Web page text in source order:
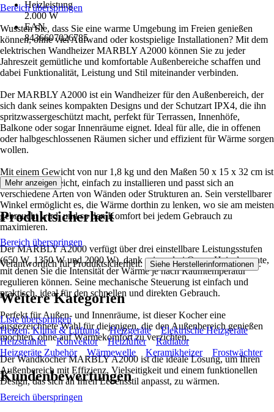
Heizleistung
2.000 W
EAN
8436607026785
Bereich überspringen
Wussten Sie, dass Sie eine warme Umgebung im Freien genießen
können, ohne viel Aufwand oder kostspielige Installationen? Mit dem
elektrischen Wandheizer MARBLY A2000 können Sie zu jeder
Jahreszeit gemütliche und komfortable Außenbereiche schaffen und
dabei Funktionalität, Leistung und Stil miteinander verbinden.
Der MARBLY A2000 ist ein Wandheizer für den Außenbereich, der
sich dank seines kompakten Designs und der Schutzart IPX4, die ihn
spritzwassergeschützt macht, perfekt für Terrassen, Innenhöfe,
Balkone oder sogar Innenräume eignet. Ideal für alle, die in offenen
oder halbgeschlossenen Räumen sicher und effizient für Wärme sorgen
wollen.
Mit einem Gewicht von nur 1,8 kg und den Maßen 50 x 15 x 32 cm ist
dieser Kocher leicht, einfach zu installieren und passt sich an
verschiedene Arten von Wänden oder Strukturen an. Sein verstellbarer
Winkel ermöglicht es, die Wärme dorthin zu lenken, wo sie am meisten
gebraucht wird, und so den Komfort bei jedem Gebrauch zu
maximieren.
Der MARBLY A2000 verfügt über drei einstellbare Leistungsstufen
(650 W, 1350 W und 2000 W), dank seiner drei Quarz-Heizelemente,
mit denen Sie die Intensität der Wärme je nach Raumtemperatur
regulieren können. Seine mechanische Steuerung ist einfach und
praktisch, ideal für den schnellen und direkten Gebrauch.
Perfekt für Außen- und Innenräume, ist dieser Kocher eine
ausgezeichnete Wahl für diejenigen, die den Außenbereich genießen
möchten, ohne auf Wärmekomfort zu verzichten.
Der Wandkocher MARBLY A2000 ist die ideale Lösung, um Ihren
Außenbereich mit Effizienz, Vielseitigkeit und einem funktionellen
Design, das sich an Ihren Lebensstil anpasst, zu wärmen.
Mehr anzeigen
Produktsicherheit
Bereich überspringen
Verantwortlich für Produktsicherheit: Siehe Herstellerinformationen .
Weitere Kategorien
Liste überspringen
Heizen, Klima & Lüftung
Heizgeräte
Elektrische Heizgeräte
Heizstrahler
Konvektor Heizlüfter
Radiator
Heizgeräte Zubehör
Wärmewelle Keramikheizer Frostwächter
Kundenbewertungen
Bereich überspringen